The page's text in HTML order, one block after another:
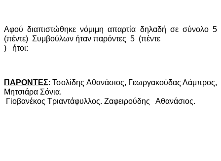
Αφού διαπιστώθηκε νόμιμη απαρτία δηλαδή σε σύνολο 5
(πέντε) Συμβούλων ήταν παρόντες 5 (πέντε
)
ήτοι:
ΠΑΡΟΝΤΕΣ: Τσολίδης Αθανάσιος, Γεωργακούδας Λάμπρος,
Μητσιάρα Σόνια.
Γioβανέκος Τριαντάφυλλος. Ζαφειρούδης Αθανάσιος.